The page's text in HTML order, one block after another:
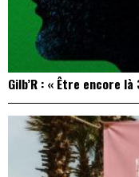
Gilb’R : « Être encore